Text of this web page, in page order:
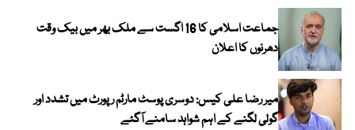
جماعت اسلامی کا 16 اگست سے ملک بھر میں بیک وقت
دھرنوں کا اعلان
میر رضا علی کیس: دوسری پوسٹ مارٹم رپورٹ میں تشدد اور
گولی لگنے کے اہم شواہد سامنے آگئے